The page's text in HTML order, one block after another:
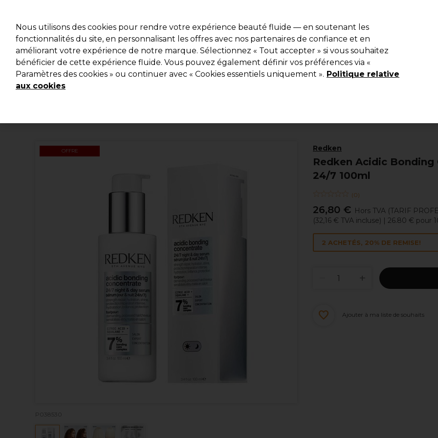
Rechercher
Marques Bons plans Coiffure Electro et Matériel Equipement de salon Beauté Hommes Les
Livraison et délais
Redken
Redken Acidic
24/7 100ml
(0)
26,80 € Hors TVA (TARIF
(32,16 € TVA incluse) | 26.80 € pour
OFFRE
P038530
2 ACHETÉS, 20% DE REMISE!
Ajouter à ma liste de souhaits
Nous utilisons des cookies pour rendre votre expérience beauté fluide — en soutenant les
fonctionnalités du site, en personnalisant les offres avec nos partenaires de confiance et en
améliorant votre expérience de notre marque. Sélectionnez « Tout accepter » si vous souhaitez
bénéficier de cette expérience fluide. Vous pouvez également définir vos préférences via «
Paramètres des cookies » ou continuer avec « Cookies essentiels uniquement ». Politique relative
aux cookies